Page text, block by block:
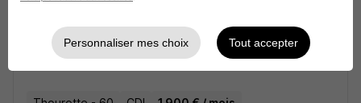
Cuisinier H/F
Sodexo
Personnaliser mes choix Tout accepter